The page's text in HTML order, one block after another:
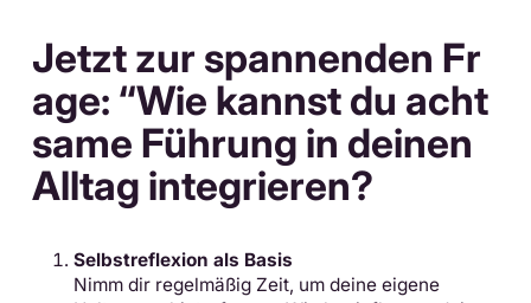
Jetzt zur spannenden Fr
age: “Wie kannst du acht
same Führung in deinen
Alltag integrieren?
Selbstreflexion als Basis
Nimm dir regelmäßig Zeit, um deine eigene